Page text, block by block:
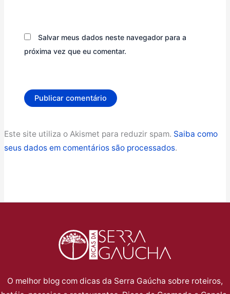
Salvar meus dados neste navegador para a
próxima vez que eu comentar.
Este site utiliza o Akismet para reduzir spam. Saiba como
seus dados em comentários são processados.
O melhor blog com dicas da Serra Gaúcha sobre roteiros,